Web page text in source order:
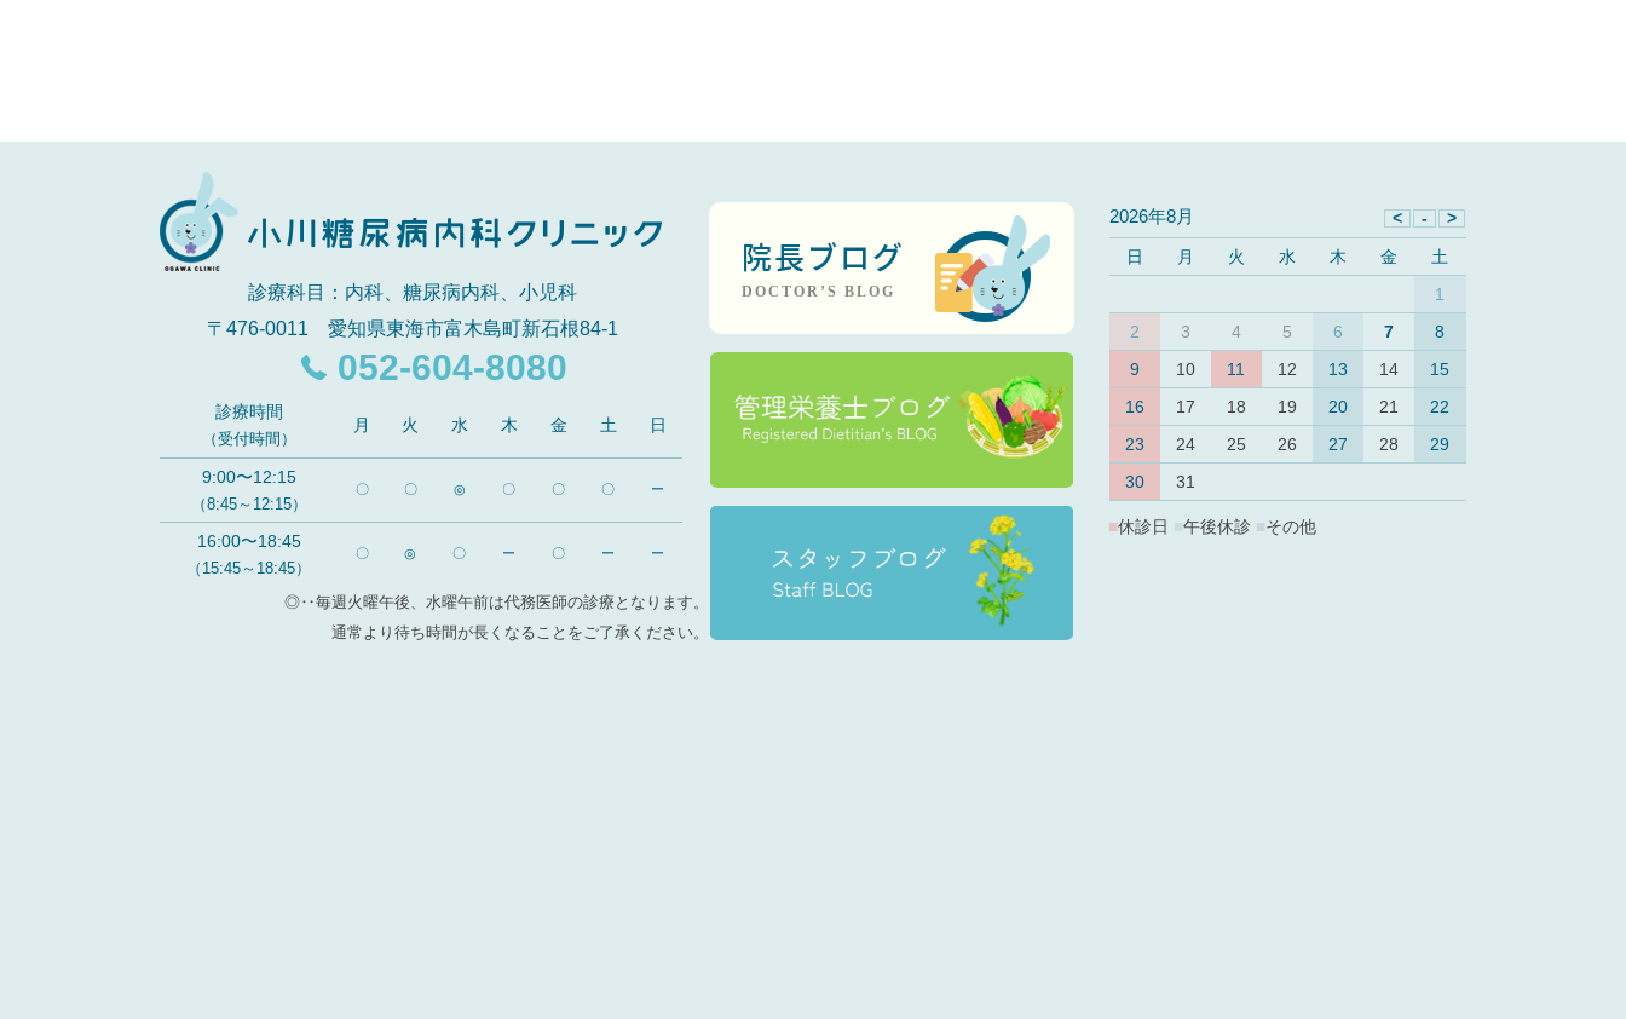
診療科目：内科、糖尿病内科、小児科
〒476-0011 愛知県東海市富木島町新石根84-1
052-604-8080
診療時間
（受付時間）
月 火 水 木 金 土 日
9:00〜12:15
（8:45～12:15）
〇 〇 ◎ 〇 〇 〇 ー
16:00〜18:45
（15:45～18:45）
〇 ◎ 〇 ー 〇 ー ー
◎‥毎週火曜午後、水曜午前は代務医師の診療となります。
通常より待ち時間が長くなることをご了承ください。
院長ブログ
DOCTOR’S BLOG
2026年8月
日 月 火 水 木 金
土
1
2
3 4 5 6 7
8
9
10 11 12 13 14
15
16
17 18 19 20 21
22
23
24 25 26 27 28
29
30
31
■休診日 ■午後休診 その他